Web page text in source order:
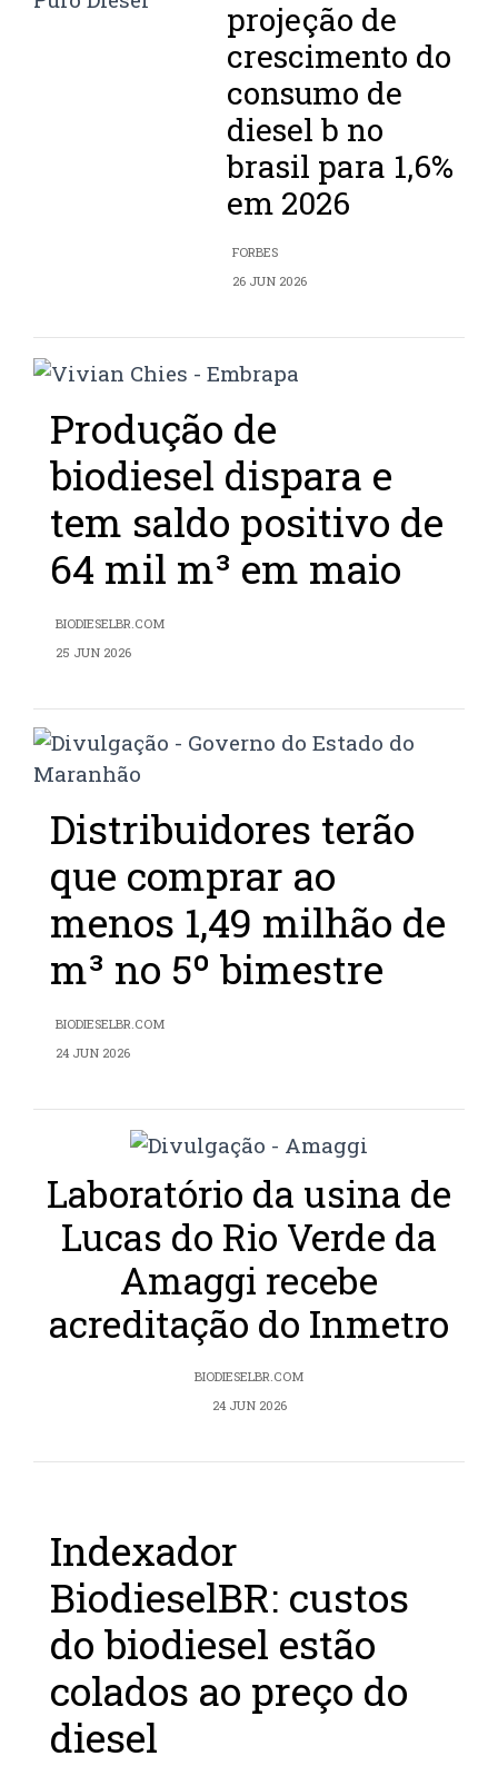
projeção de
crescimento do
consumo de
diesel b no
brasil para 1,6%
em 2026
FORBES
26 JUN 2026
Produção de
biodiesel dispara e
tem saldo positivo de
64 mil m³ em maio
BIODIESELBR.COM
25 JUN 2026
Distribuidores terão
que comprar ao
menos 1,49 milhão de
m³ no 5º bimestre
BIODIESELBR.COM
24 JUN 2026
Laboratório da usina de
Lucas do Rio Verde da
Amaggi recebe
acreditação do Inmetro
BIODIESELBR.COM
24 JUN 2026
Indexador
BiodieselBR: custos
do biodiesel estão
colados ao preço do
diesel